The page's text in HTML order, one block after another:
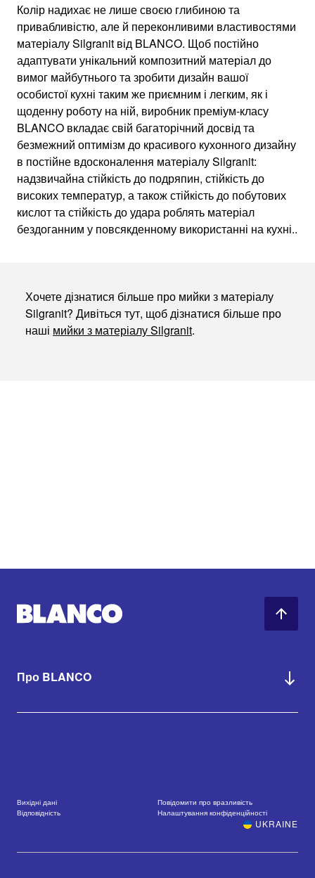
Колір надихає не лише своєю глибиною та
привабливістю, але й переконливими властивостями
матеріалу Silgranit від BLANCO. Щоб постійно
адаптувати унікальний композитний матеріал до
вимог майбутнього та зробити дизайн вашої
особистої кухні таким же приємним і легким, як і
щоденну роботу на ній, виробник преміум-класу
BLANCO вкладає свій багаторічний досвід та
безмежний оптимізм до красивого кухонного дизайну
в постійне вдосконалення матеріалу Silgranit:
надзвичайна стійкість до подряпин, стійкість до
високих температур, а також стійкість до побутових
кислот та стійкість до удара роблять матеріал
бездоганним у повсякденному використанні на кухні..
Хочете дізнатися більше про мийки з матеріалу
Silgranit? Дивіться тут, щоб дізнатися більше про
наші мийки з матеріалу Silgranit.
Про BLANCO
Вихідні дані
Повідомити про вразливість
Відповідність
Налаштування конфіденційності
UKRAINE